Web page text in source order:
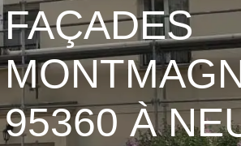
FAÇADES
95360 À